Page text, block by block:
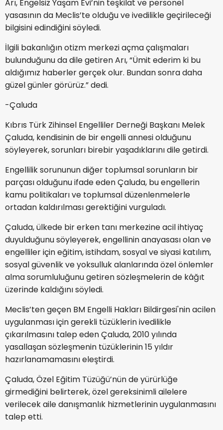
Arı, Engelsiz Yaşam Evi’nin teşkilat ve personel
yasasının da Meclis’te olduğu ve ivedilikle geçirileceği
bilgisini edindiğini söyledi.
İlgili bakanlığın otizm merkezi açma çalışmaları
bulunduğunu da dile getiren Arı, “Ümit ederim ki bu
aldığımız haberler gerçek olur. Bundan sonra daha
güzel günler görürüz.” dedi.
-Çaluda
Kıbrıs Türk Zihinsel Engelliler Derneği Başkanı Melek
Çaluda, kendisinin de bir engelli annesi olduğunu
söyleyerek, sorunları birebir yaşadıklarını dile getirdi.
Engellilik sorununun diğer toplumsal sorunların bir
parçası olduğunu ifade eden Çaluda, bu engellerin
kamu politikaları ve toplumsal düzenlenmelerle
ortadan kaldırılması gerektiğini vurguladı.
Çaluda, ülkede bir erken tanı merkezine acil ihtiyaç
duyulduğunu söyleyerek, engellinin anayasası olan ve
engelliler için eğitim, istihdam, sosyal ve siyasi katılım,
sosyal güvenlik ve yoksulluk alanlarında özel önlemler
alma sorumluluğunu getiren sözleşmelerin de kâğıt
üzerinde kaldığını söyledi.
Meclis’ten geçen BM Engelli Hakları Bildirgesi'nin acilen
uygulanması için gerekli tüzüklerin ivedilikle
çıkarılmasını talep eden Çaluda, 2010 yılında
yasallaşan sözleşmenin tüzüklerinin 15 yıldır
hazırlanamamasını eleştirdi.
Çaluda, Özel Eğitim Tüzüğü’nün de yürürlüğe
girmediğini belirterek, özel gereksinimli ailelere
verilecek aile danışmanlık hizmetlerinin uygulanmasını
talep etti.